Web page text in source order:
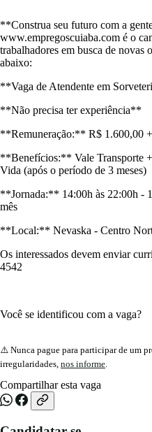
**Construa seu futuro com a
www.empregoscuiaba.com é o
trabalhadores em busca de novas
abaixo:
**Vaga de Atendente em
**Não precisa ter experiência**
**Remuneração:** R$ 1.600,00
**Benefícios:** Vale Transporte
Vida (após o período de 3 meses)
**Jornada:** 14:00h às 22:00h -
mês
**Local:** Nevaska - Centro
Os interessados devem enviar
4542
Você se identificou com a vaga?
⚠️ Nunca pague para participar de um
irregularidades, nos informe.
Compartilhar esta vaga